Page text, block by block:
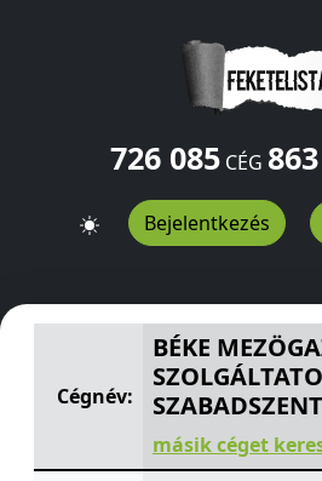
726 085CÉG
Bejelentkezés
BÉKE MEZÖGAZDASÁGI ÉS
Cégnév:
BÉKE
másik céget